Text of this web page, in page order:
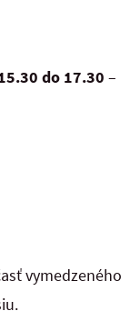
do 17.30 –
vymedzeného